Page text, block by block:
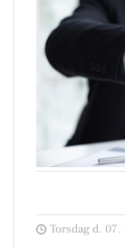
Torsdag d.